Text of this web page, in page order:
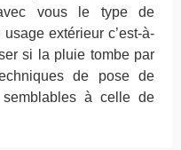
vous le type de
extérieur c’est-à-
si la pluie tombe par
de pose de
semblables à celle de